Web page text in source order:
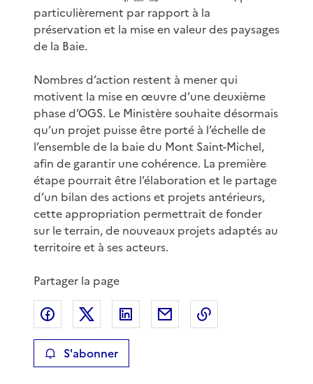
particulièrement par rapport à la
préservation et la mise en valeur des paysages
de la Baie.
Nombres d’action restent à mener qui
motivent la mise en œuvre d’une deuxième
phase d’OGS. Le Ministère souhaite désormais
qu’un projet puisse être porté à l’échelle de
l’ensemble de la baie du Mont Saint-Michel,
afin de garantir une cohérence. La première
étape pourrait être l’élaboration et le partage
d’un bilan des actions et projets antérieurs,
cette appropriation permettrait de fonder
sur le terrain, de nouveaux projets adaptés au
territoire et à ses acteurs.
Partager la page
Partager sur Facebook
Partager sur XPartager sur LinkedIn
Partager par email
S'abonner